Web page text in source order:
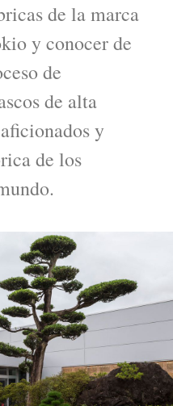
de la marca
y conocer de
de
de alta
y
de los